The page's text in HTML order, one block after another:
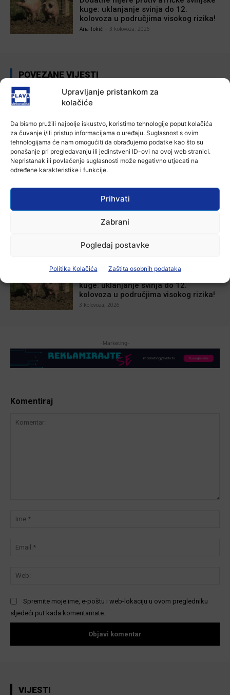
Upravljanje pristankom za
kolačiće
Da bismo pružili najbolje iskustvo, koristimo tehnologije poput kolačića
za čuvanje i/ili pristup informacijama o uređaju. Suglasnost s ovim
tehnologijama će nam omogućiti da obrađujemo podatke kao što su
ponašanje pri pregledavanju ili jedinstveni ID-ovi na ovoj web stranici.
Nepristanak ili povlačenje suglasnosti može negativno utjecati na
određene karakteristike i funkcije.
Prihvati
Zabrani
Pogledaj postavke
Politika Kolačića Zaštita osobnih podataka
kuge: uklanjanje svinja do 12.
kolovoza u područjima visokog rizika!
Ana Tokić 3 kolovoza, 2026
POVEZANE VIJESTI
Aktualno
Poziv na racionalno korištenje vode
Aktualno
U Osijeku obilježen Dan pobjede i
domovinske zahvalnosti i Dan
4 kolovoza, 2026
Izložba Antuna Babića u vinkovačkoj
Galeriji Slavko Kopač
Aktualno
kuge: uklanjanje svinja do 12.
kolovoza u područjima visokog rizika!
3 kolovoza, 2026
-Marketing-
Komentiraj
Spremite moje ime, e-poštu i web-lokaciju u ovom pregledniku
sljedeći put kada komentarirate.
VIJESTI